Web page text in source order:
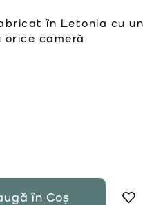
în Letonia cu un
cameră
în Coș